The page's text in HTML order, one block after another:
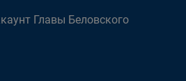
Главы Беловского